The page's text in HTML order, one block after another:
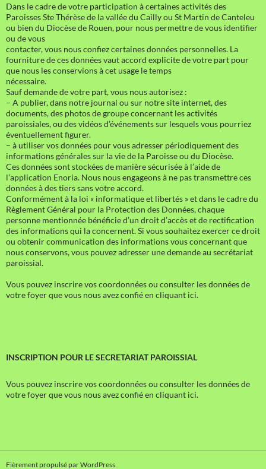
Dans le cadre de votre participation à certaines activités des
Paroisses Ste Thérèse de la vallée du Cailly ou St Martin de Canteleu
ou bien du Diocèse de Rouen, pour nous permettre de vous identifier
ou de vous
contacter, vous nous confiez certaines données personnelles. La
fourniture de ces données vaut accord explicite de votre part pour
que nous les conservions à cet usage le temps
nécessaire.
Sauf demande de votre part, vous nous autorisez :
– A publier, dans notre journal ou sur notre site internet, des
documents, des photos de groupe concernant les activités
paroissiales, ou des vidéos d’événements sur lesquels vous pourriez
éventuellement figurer.
– à utiliser vos données pour vous adresser périodiquement des
informations générales sur la vie de la Paroisse ou du Diocèse.
Ces données sont stockées de manière sécurisée à l’aide de
l’application Enoria. Nous nous engageons à ne pas transmettre ces
données à des tiers sans votre accord.
Conformément à la loi « informatique et libertés » et dans le cadre du
Règlement Général pour la Protection des Données, chaque
personne mentionnée bénéficie d’un droit d’accès et de rectification
des informations qui la concernent. Si vous souhaitez exercer ce droit
ou obtenir communication des informations vous concernant que
nous conservons, vous pouvez adresser une demande au secrétariat
paroissial.
Vous pouvez inscrire vos coordonnées ou consulter les données de
votre foyer que vous nous avez confié en cliquant ici.
INSCRIPTION POUR LE SECRETARIAT PAROISSIAL
Vous pouvez inscrire vos coordonnées ou consulter les données de
votre foyer que vous nous avez confié en cliquant ici.
Fièrement propulsé par WordPress